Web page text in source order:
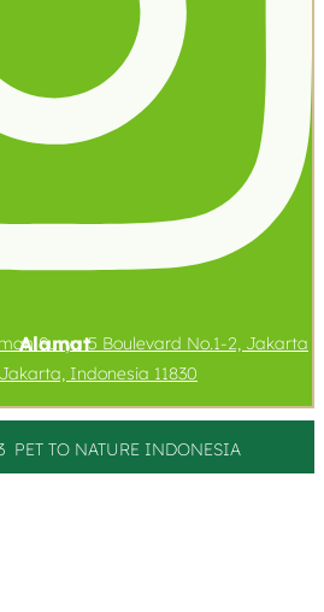
Alamat
Surya 5 Boulevard No.1-2, Jakarta
Indonesia 11830
PET TO NATURE INDONESIA